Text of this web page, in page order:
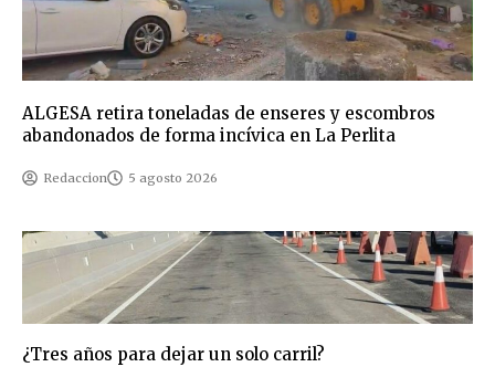
ALGESA retira toneladas de enseres y escombros
abandonados de forma incívica en La Perlita
Redaccion 5 agosto 2026
¿Tres años para dejar un solo carril?